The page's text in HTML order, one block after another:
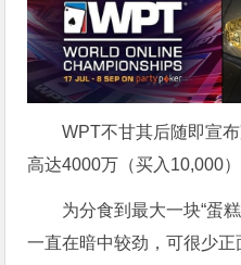
WPT不甘其后随即宣
高达4000万（买入10,000）
为分食到最大一块“蛋
一直在暗中较劲，可很少